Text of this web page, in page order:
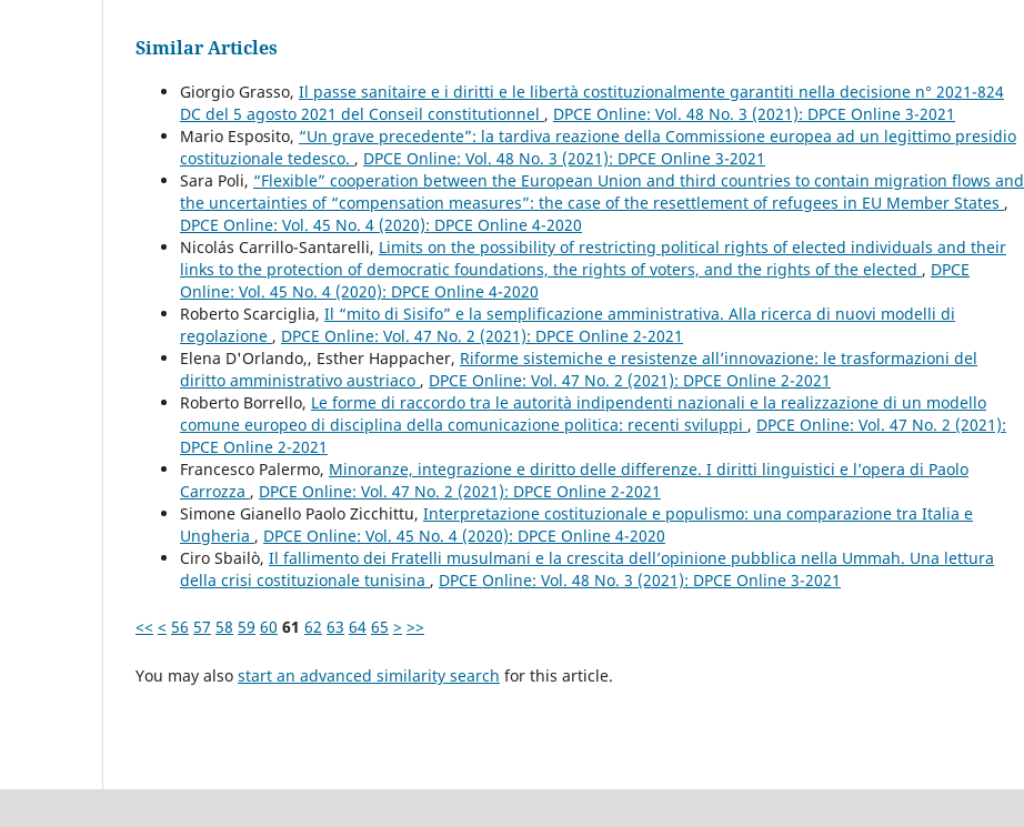
Similar Articles
Giorgio Grasso, Il passe sanitaire e i diritti e le libertà costituzionalmente garantiti nella decisione n° 2021-824
DC del 5 agosto 2021 del Conseil constitutionnel , DPCE Online: Vol. 48 No. 3 (2021): DPCE Online 3-2021
Mario Esposito, “Un grave precedente”: la tardiva reazione della Commissione europea ad un legittimo presidio
costituzionale tedesco. , DPCE Online: Vol. 48 No. 3 (2021): DPCE Online 3-2021
Sara Poli, “Flexible” cooperation between the European Union and third countries to contain migration flows and
the uncertainties of “compensation measures”: the case of the resettlement of refugees in EU Member States ,
DPCE Online: Vol. 45 No. 4 (2020): DPCE Online 4-2020
Nicolás Carrillo-Santarelli, Limits on the possibility of restricting political rights of elected individuals and their
links to the protection of democratic foundations, the rights of voters, and the rights of the elected , DPCE
Online: Vol. 45 No. 4 (2020): DPCE Online 4-2020
Roberto Scarciglia, Il “mito di Sisifo” e la semplificazione amministrativa. Alla ricerca di nuovi modelli di
regolazione , DPCE Online: Vol. 47 No. 2 (2021): DPCE Online 2-2021
Elena D'Orlando,, Esther Happacher, Riforme sistemiche e resistenze all’innovazione: le trasformazioni del
diritto amministrativo austriaco , DPCE Online: Vol. 47 No. 2 (2021): DPCE Online 2-2021
Roberto Borrello, Le forme di raccordo tra le autorità indipendenti nazionali e la realizzazione di un modello
comune europeo di disciplina della comunicazione politica: recenti sviluppi , DPCE Online: Vol. 47 No. 2 (2021):
DPCE Online 2-2021
Francesco Palermo, Minoranze, integrazione e diritto delle differenze. I diritti linguistici e l’opera di Paolo
Carrozza , DPCE Online: Vol. 47 No. 2 (2021): DPCE Online 2-2021
Simone Gianello Paolo Zicchittu, Interpretazione costituzionale e populismo: una comparazione tra Italia e
Ungheria , DPCE Online: Vol. 45 No. 4 (2020): DPCE Online 4-2020
Ciro Sbailò, Il fallimento dei Fratelli musulmani e la crescita dell’opinione pubblica nella Ummah. Una lettura
della crisi costituzionale tunisina , DPCE Online: Vol. 48 No. 3 (2021): DPCE Online 3-2021
<< < 56 57 58 59 60 61 62 63 64 65 > >>
You may also start an advanced similarity search for this article.